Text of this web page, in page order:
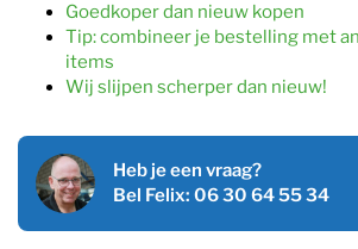
Goedkoper dan nieuw kopen
Tip: combineer je bestelling met
items
Wij slijpen scherper dan nieuw!
Heb je een vraag?
Bel Felix: 06 30 64 55 34